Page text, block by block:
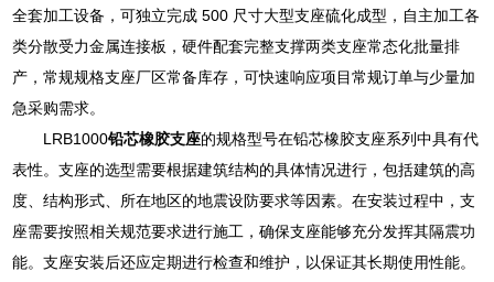
全套加工设备，可独立完成 500 尺寸大型支座硫化成型，自主加工各
类分散受力金属连接板，硬件配套完整支撑两类支座常态化批量排
产，常规规格支座厂区常备库存，可快速响应项目常规订单与少量加
急采购需求。
LRB1000铅芯橡胶支座的规格型号在铅芯橡胶支座系列中具有代
表性。支座的选型需要根据建筑结构的具体情况进行，包括建筑的高
度、结构形式、所在地区的地震设防要求等因素。在安装过程中，支
座需要按照相关规范要求进行施工，确保支座能够充分发挥其隔震功
能。支座安装后还应定期进行检查和维护，以保证其长期使用性能。